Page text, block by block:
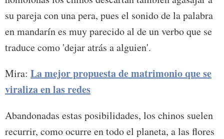
su pareja con una pera, pues el sonido de la palabra
en mandarín es muy parecido al de un verbo que se
traduce como 'dejar atrás a alguien'.
Mira: La mejor propuesta de matrimonio que se
viraliza en las redes
Abandonadas estas posibilidades, los chinos suelen
recurrir, como ocurre en todo el planeta, a las flores